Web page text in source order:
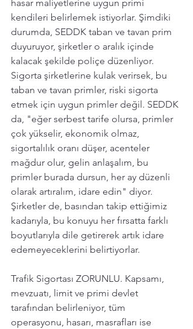
hasar maliyetlerine uygun primi
kendileri belirlemek istiyorlar. Şimdiki
durumda, SEDDK taban ve tavan prim
duyuruyor, şirketler o aralık içinde
kalacak şekilde poliçe düzenliyor.
Sigorta şirketlerine kulak verirsek, bu
taban ve tavan primler, riski sigorta
etmek için uygun primler değil. SEDDK
da, "eğer serbest tarife olursa, primler
çok yükselir, ekonomik olmaz,
sigortalılık oranı düşer, acenteler
mağdur olur, gelin anlaşalım, bu
primler burada dursun, her ay düzenli
olarak artıralım, idare edin" diyor.
Şirketler de, basından takip ettiğimiz
kadarıyla, bu konuyu her fırsatta farklı
boyutlarıyla dile getirerek artık idare
edemeyeceklerini belirtiyorlar.
Trafik Sigortası ZORUNLU. Kapsamı,
mevzuatı, limit ve primi devlet
tarafından belirleniyor, tüm
operasyonu, hasarı, masrafları ise